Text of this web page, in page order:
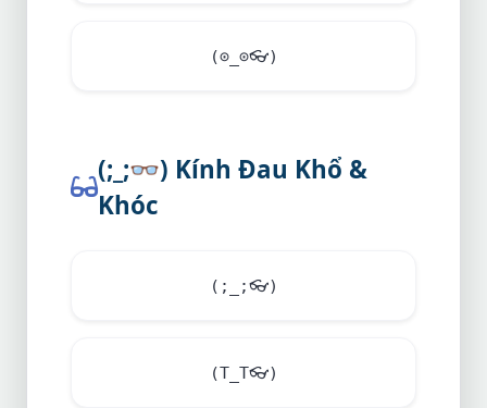
(⊙_⊙👓)
(;_;👓) Kính Đau Khổ &
Khóc
(;_;👓)
(T_T👓)